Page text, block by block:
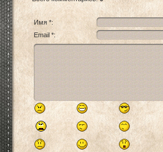
Имя *:
Email *: